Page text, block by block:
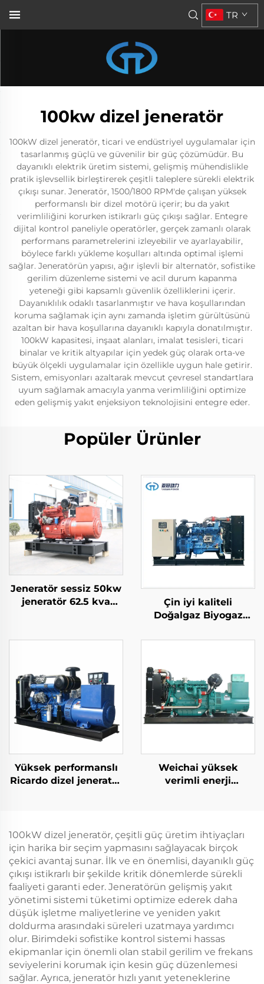
TR
100kw dizel jeneratör
100kW dizel jeneratör, ticari ve endüstriyel uygulamalar için
tasarlanmış güçlü ve güvenilir bir güç çözümüdür. Bu
dayanıklı elektrik üretim sistemi, gelişmiş mühendislikle
pratik işlevsellik birleştirerek çeşitli taleplere sürekli elektrik
çıkışı sunar. Jeneratör, 1500/1800 RPM'de çalışan yüksek
performanslı bir dizel motörü içerir; bu da yakıt
verimliliğini korurken istikrarlı güç çıkışı sağlar. Entegre
dijital kontrol paneliyle operatörler, gerçek zamanlı olarak
performans parametrelerini izleyebilir ve ayarlayabilir,
böylece farklı yükleme koşulları altında optimal işlemi
sağlar. Jeneratörün yapısı, ağır işlevli bir alternatör, sofistike
gerilim düzenleme sistemi ve acil durum kapanma
yeteneği gibi kapsamlı güvenlik özelliklerini içerir.
Dayanıklılık odaklı tasarlanmıştır ve hava koşullarından
koruma sağlamak için aynı zamanda işletim gürültüsünü
azaltan bir hava koşullarına dayanıklı kapıyla donatılmıştır.
100kW kapasitesi, inşaat alanları, imalat tesisleri, ticari
binalar ve kritik altyapılar için yedek güç olarak orta-ve
büyük ölçekli uygulamalar için özellikle uygun hale getirir.
Sistem, emisyonları azaltarak mevcut çevresel standartlara
uyum sağlamak amacıyla yanma verimliliğini optimize
eden gelişmiş yakıt enjeksiyon teknolojisini entegre eder.
Popüler Ürünler
Jeneratör sessiz 50kw
jeneratör 62.5 kva
Çin iyi kaliteli
Doğalgaz Biyogaz
Yedek Güç Üretimi Gaz
Yüksek performanslı
Ricardo dizel jeneratör
Weichai yüksek
verimli enerji
100kW dizel jeneratör, çeşitli güç üretim ihtiyaçları
için harika bir seçim yapmasını sağlayacak birçok
çekici avantaj sunar. İlk ve en önemlisi, dayanıklı güç
çıkışı istikrarlı bir şekilde kritik dönemlerde sürekli
faaliyeti garanti eder. Jeneratörün gelişmiş yakıt
yönetimi sistemi tüketimi optimize ederek daha
düşük işletme maliyetlerine ve yeniden yakıt
doldurma arasındaki süreleri uzatmaya yardımcı
olur. Birimdeki sofistike kontrol sistemi hassas
ekipmanlar için önemli olan stabil gerilim ve frekans
seviyelerini korumak için kesin güç düzenlemesi
sağlar. Ayrıca, jeneratör hızlı yanıt yeteneklerine